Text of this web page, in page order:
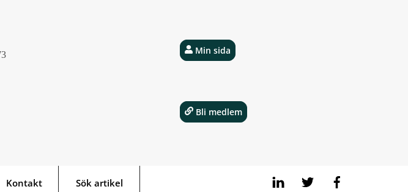
LinkedIn Twitter
Kontakt Sök artikel
Min sida
Bli medlem